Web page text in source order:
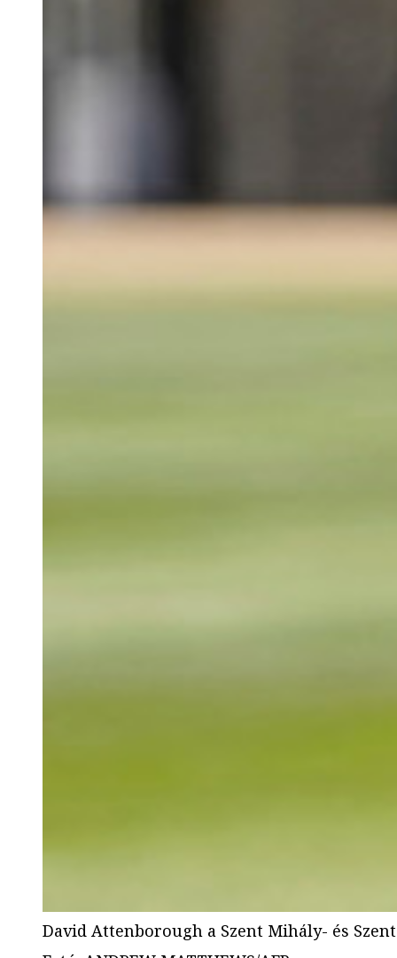
David Attenborough a Szent Mihály- és